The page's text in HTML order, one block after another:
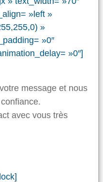
»left »
»
»0″
»0″]
message et nous
avec vous très